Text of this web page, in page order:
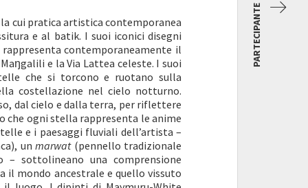
cui pratica artistica contemporanea
e al batik. I suoi iconici disegni
contemporaneamente il
e la Via Lattea celeste. I suoi
che si torcono e ruotano sulla
costellazione nel cielo notturno.
dal cielo e dalla terra, per riflettere
che ogni stella rappresenta le anime
e i paesaggi fluviali dell’artista –
unmarwat(pennello tradizionale
sottolineano una comprensione
il mondo ancestrale e quello vissuto
PARTECIPANTE